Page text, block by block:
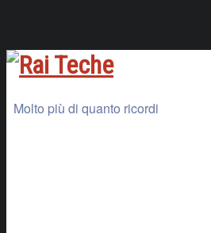
Molto più di quanto ricordi